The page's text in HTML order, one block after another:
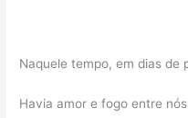
Naquele tempo, em dias de
Havia amor e fogo entre